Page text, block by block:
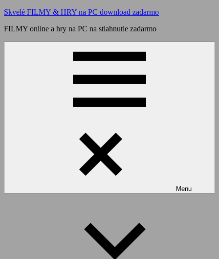
Skip
content
Skvelé FILMY & HRY na PC download zadarmo
FILMY online a hry na PC na stiahnutie zadarmo
Menu